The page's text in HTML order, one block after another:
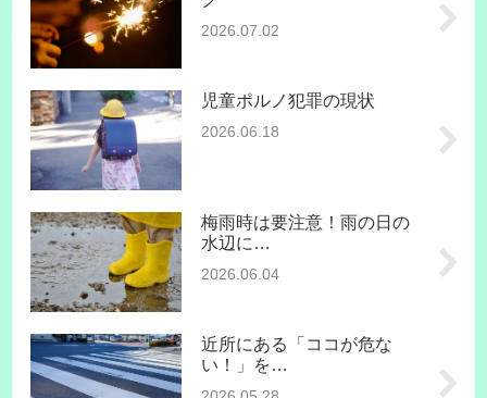
2026.07.02
児童ポルノ犯罪の現状
2026.06.18
梅雨時は要注意！雨の日の
水辺に…
2026.06.04
近所にある「ココが危な
い！」を…